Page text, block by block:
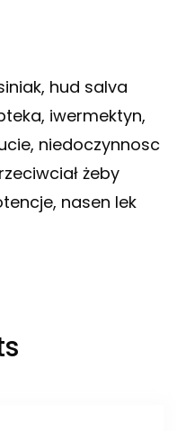
hud salva
iwermektyn,
niedoczynnosc
żeby
nasen lek